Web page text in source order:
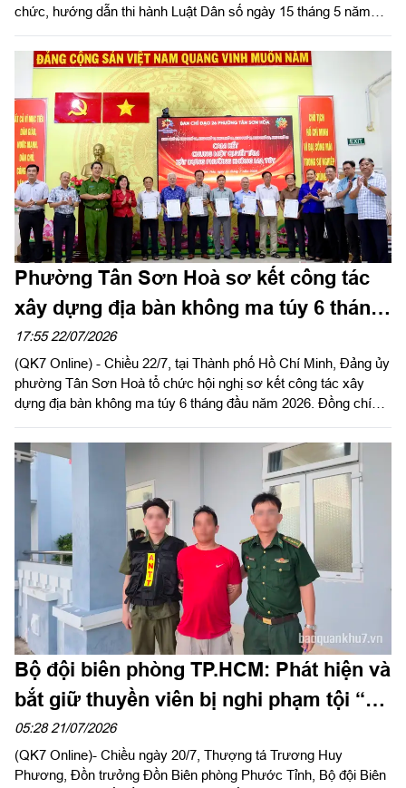
chức, hướng dẫn thi hành Luật Dân số ngày 15 tháng 5 năm
Phường Tân Sơn Hoà sơ kết công tác
xây dựng địa bàn không ma túy 6 tháng
đầu năm 2026
17:55 22/07/2026
(QK7 Online) - Chiều 22/7, tại Thành phố Hồ Chí Minh, Đảng ủy
phường Tân Sơn Hoà tổ chức hội nghị sơ kết công tác xây
dựng địa bàn không ma túy 6 tháng đầu năm 2026. Đồng chí
dân phường dự và phát biểu chỉ đạo.
Bộ đội biên phòng TP.HCM: Phát hiện và
bắt giữ thuyền viên bị nghi phạm tội “cố
ý gây thương tích”
05:28 21/07/2026
(QK7 Online)- Chiều ngày 20/7, Thượng tá Trương Huy
Phương, Đồn trưởng Đồn Biên phòng Phước Tỉnh, Bộ đội Biên